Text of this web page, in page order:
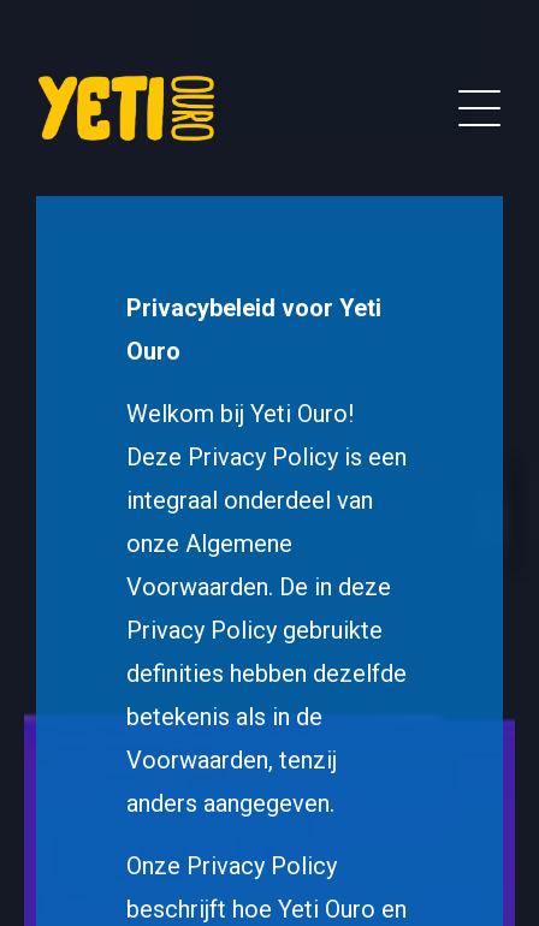
Privacybeleid voor Yeti
Ouro
Welkom bij Yeti Ouro!
Deze Privacy Policy is een
integraal onderdeel van
onze Algemene
Voorwaarden. De in deze
Privacy Policy gebruikte
definities hebben dezelfde
betekenis als in de
Voorwaarden, tenzij
anders aangegeven.
Onze Privacy Policy
beschrijft hoe Yeti Ouro en